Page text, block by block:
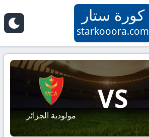
كورة ستار
starkooora.com
VS
مولودية الجزائر